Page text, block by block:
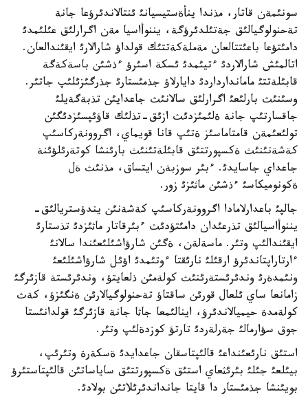
سونئمةن قاتار، مذندا ينأةستيسيانئ ئنتالاندئرؤعا جانة
تةحنولوگيالئق جةتئلدئرؤگة، يننوأاسيا مةن اگرارلئق عئلئمدئ
دامئتؤعا باعئتتالعان مةملةكةتتئك قولداؤ شارالارئ ايقئندالعان.
اتالمئش شارالاردئ ءتيئمدئ ئسكة اسئرؤ ءذشئن باسةكةگة
قابئلةتتئ ماماندارداردئ دايارلاؤ جذمئستارئ جذرگئزئلئپ جاتئر.
وسئنئث بارلئعئ اگرارلئق سالانئث جاعدايئن تذبةگةيلئ
جاقسارتئپ جانة ةلئمئزدئث ازئق-تذلئك قاؤئپسئزدئگئن
تولئعئمةن قامتاماسئز ةتئپ قانا قويماي، اگروونةركاسئپ
كةشةنئنئث ةكسپورتتئق قابئلةتئنئث بارئنشا كوتةرئلؤئنة
جاعداي جاسايدئ. ءبئر سوزبةن ايتساق، مذنئث ةل
ةكونوميكاسئ ءذشئن ماثئزئ زور.
جالپئ باعدارلامادا اگروونةركاسئپ كةشةنئن يندؤستريالئق-
يننوأاسيالئق تذرعئدان دامئتؤدئث ءبئرقاتار ماثئزدئ تذستارئ
ايقئندالئپ وتئر. ماسةلةن، ةگئن شارؤاشئلئعئندا سالانئ
ءارتاراپتاندئرؤ ارقئلئ نارئقتا ءوتئمدئ اؤئل شارؤاشئلئعئ
ونئمدةرئ وندئرئستةرئنئث كولةمئن ذلعايتؤ، وندئرئستة قازئرگئ
زامانعا ساي ئلعال قورئن ساقتاؤ تةحنولوگيالارئن ةنگئزؤ، كةث
كولةمدة حيميالاندئرؤ، اينالئمعا جاثا جانة قازئرگئ قولدانئستا
جوق سؤارمالئ جةرلةردئ تارتؤ كوزدةلئپ وتئر.
استئق نارئعئنداعئ قالئپتاسقان جاعدايدئ ةسكةرة وتئرئپ،
بيئلعئ جئلئ بئرئثعاي استئق ةكسپورتتئق ساياساتئن قالئپتاستئرؤ
بويئنشا جذمئستار دا قايتا جانداندئرئلاتئن بولادئ.